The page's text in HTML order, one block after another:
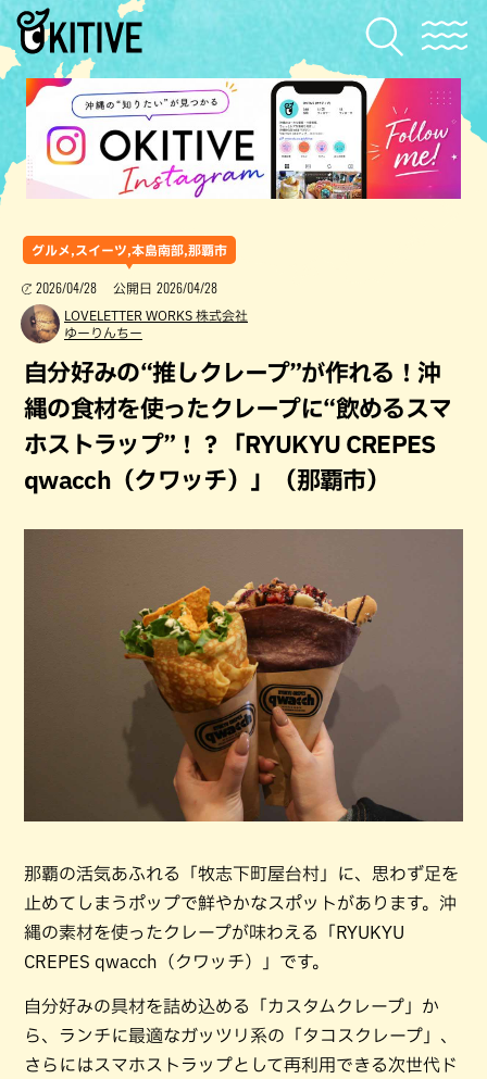
グルメ,スイーツ,本島南部,那覇市
2026/04/28 公開日 2026/04/28
LOVELETTER WORKS 株式会社
ゆーりんちー
自分好みの“推しクレープ”が作れる！沖
縄の食材を使ったクレープに“飲めるスマ
ホストラップ”！？「RYUKYU CREPES
qwacch（クワッチ）」（那覇市）
那覇の活気あふれる「牧志下町屋台村」に、思わず足を
止めてしまうポップで鮮やかなスポットがあります。沖
縄の素材を使ったクレープが味わえる「RYUKYU
CREPES qwacch（クワッチ）」です。
自分好みの具材を詰め込める「カスタムクレープ」か
ら、ランチに最適なガッツリ系の「タコスクレープ」、
さらにはスマホストラップとして再利用できる次世代ド